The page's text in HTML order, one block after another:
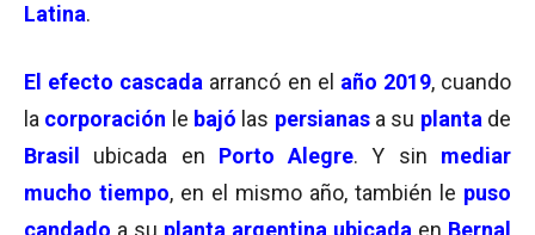
Latina.
El efecto cascada arrancó en el año 2019, cuando
la corporación le bajó las persianas a su planta de
Brasil
ubicada en Porto Alegre. Y sin mediar
mucho tiempo, en el mismo año, también le puso
candado a su planta argentina ubicada en Bernal